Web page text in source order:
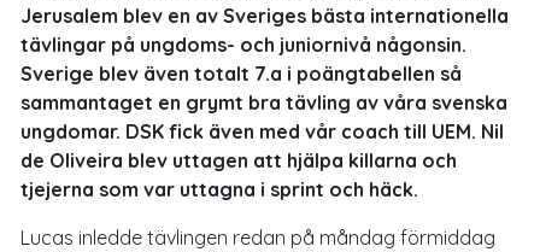
Jerusalem blev en av Sveriges bästa internationella
tävlingar på ungdoms- och juniornivå någonsin.
Sverige blev även totalt 7.a i poängtabellen så
sammantaget en grymt bra tävling av våra svenska
ungdomar. DSK fick även med vår coach till UEM. Nil
de Oliveira blev uttagen att hjälpa killarna och
tjejerna som var uttagna i sprint och häck.
Lucas inledde tävlingen redan på måndag förmiddag